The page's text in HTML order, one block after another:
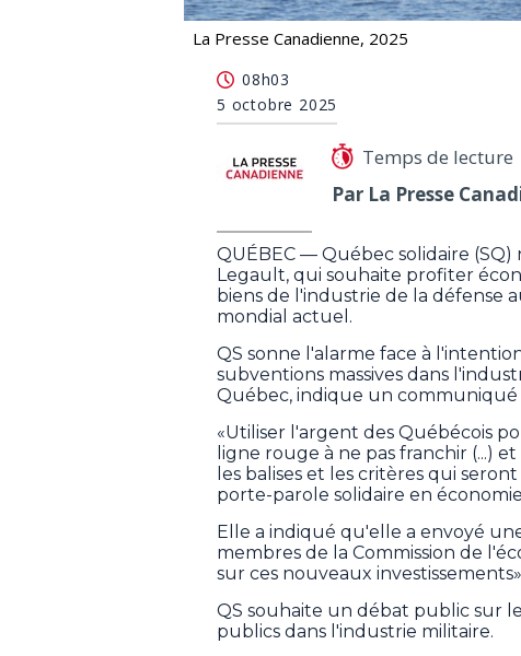
La Presse Canadienne, 2025
08h03
5 octobre 2025
Temps de
Par La Presse
QUÉBEC — Québec solidaire
Legault, qui souhaite profiter
biens de l'industrie de la défense
mondial actuel.
QS sonne l'alarme face à
subventions massives dans
Québec, indique un communiqué
«Utiliser l'argent des Québécois
ligne rouge à ne pas franchir (...)
les balises et les critères qui
porte-parole solidaire en
Elle a indiqué qu'elle a envoyé
membres de la Commission de
sur ces nouveaux
QS souhaite un débat public sur
publics dans l'industrie militaire.